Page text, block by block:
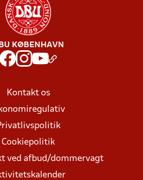
KØBENHAVN
Kontakt os
Cookiepolitik
ved afbud/dommervagt